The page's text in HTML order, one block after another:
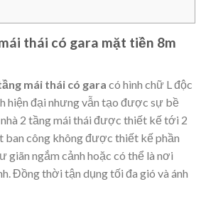
thái có gara mặt tiền 8m
mái thái có gara có hình chữ L độc
hiện đại nhưng vẫn tạo được sự bề
2 tầng mái thái được thiết kế tới 2
ban công không được thiết kế phần
giãn ngắm cảnh hoặc có thể là nơi
Đồng thời tận dụng tối đa gió và ánh